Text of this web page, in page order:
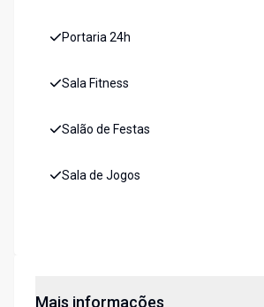
Portaria 24h
Sala Fitness
Salão de Festas
Sala de Jogos
Mais informações